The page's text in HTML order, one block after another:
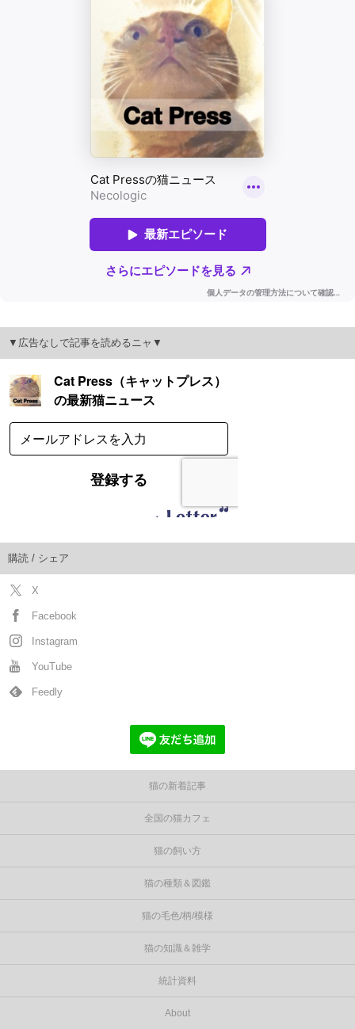
▼広告なしで記事を読めるニャ▼
購読 / シェア
X
Facebook
Instagram
YouTube
Feedly
猫の新着記事
全国の猫カフェ
猫の飼い方
猫の種類＆図鑑
猫の毛色/柄/模様
猫の知識＆雑学
統計資料
About